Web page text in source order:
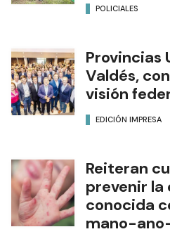
POLICIALES
Provincias
Valdés,
visión
EDICIÓN IMPRESA
Reiteran
prevenir la
conocida
mano-